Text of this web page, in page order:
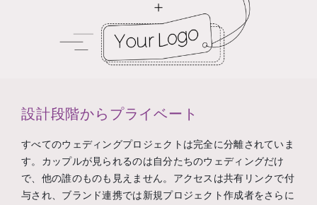
設計段階からプライベート
すべてのウェディングプロジェクトは完全に分離されていま
す。カップルが見られるのは自分たちのウェディングだけ
で、他の誰のものも見えません。アクセスは共有リンクで付
与され、ブランド連携では新規プロジェクト作成者をさらに